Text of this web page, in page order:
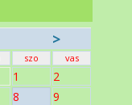
>
szo vas
1
2
8
9